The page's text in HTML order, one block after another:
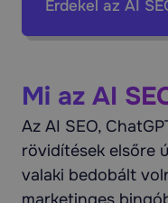
Érdekel az AI
Mi az AI
Az AI SEO,
rövidítések elsőre
valaki bedobált